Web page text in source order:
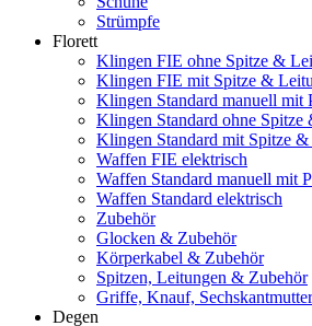
Strümpfe
Florett
Klingen FIE ohne Spitze &
Klingen FIE mit Spitze &
Klingen Standard manuell mit
Klingen Standard ohne Spitze
Klingen Standard mit Spitze
Waffen FIE elektrisch
Waffen Standard manuell mit
Waffen Standard elektrisch
Zubehör
Glocken & Zubehör
Körperkabel & Zubehör
Spitzen, Leitungen & Zubehör
Griffe, Knauf,
Degen